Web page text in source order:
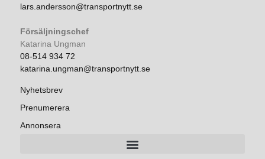
lars.andersson@transportnytt.se
Försäljningschef
Katarina Ungman
08-514 934 72
katarina.ungman@transportnytt.se
Nyhetsbrev
Prenumerera
Annonsera